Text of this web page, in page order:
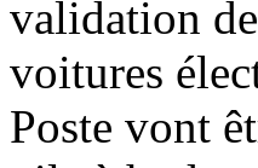
validation
voitures
Poste vont